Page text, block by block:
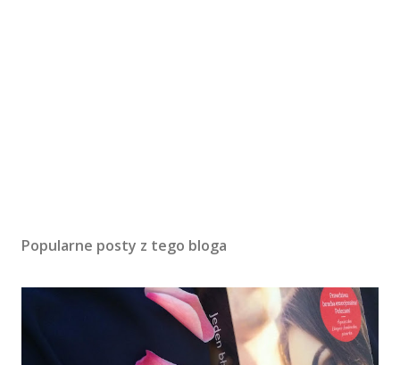
Popularne posty z tego bloga